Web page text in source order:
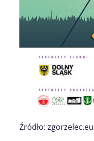
Źródło: zgorzelec.eu